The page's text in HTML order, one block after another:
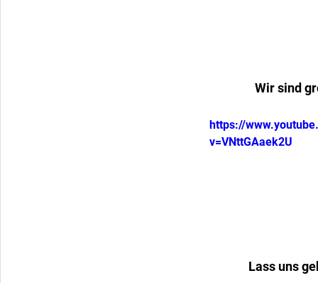
Wir sind
https://
v=VNttGAaek2U
Lass uns